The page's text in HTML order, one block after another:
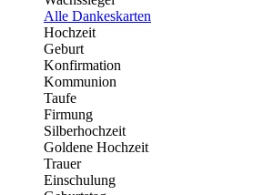
Alle Dankeskarten
Hochzeit
Geburt
Konfirmation
Kommunion
Taufe
Firmung
Silberhochzeit
Goldene Hochzeit
Trauer
Einschulung